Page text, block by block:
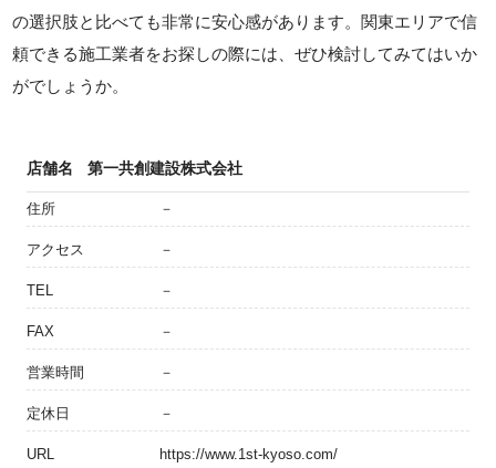
の選択肢と比べても非常に安心感があります。関東エリアで信
頼できる施工業者をお探しの際には、ぜひ検討してみてはいか
がでしょうか。
店舗名 第一共創建設株式会社
住所 －
アクセス －
TEL －
FAX －
営業時間 －
定休日 －
URL https://www.1st-kyoso.com/